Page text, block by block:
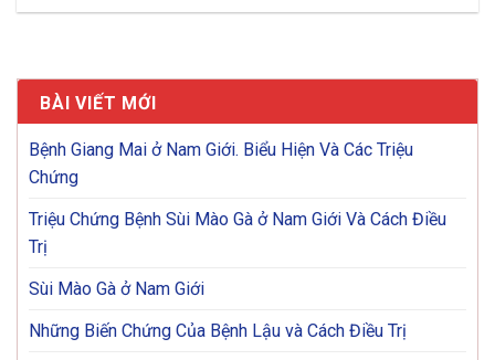
BÀI VIẾT MỚI
Bệnh Giang Mai ở Nam Giới. Biểu Hiện Và Các Triệu
Chứng
Triệu Chứng Bệnh Sùi Mào Gà ở Nam Giới Và Cách Điều
Trị
Sùi Mào Gà ở Nam Giới
Những Biến Chứng Của Bệnh Lậu và Cách Điều Trị